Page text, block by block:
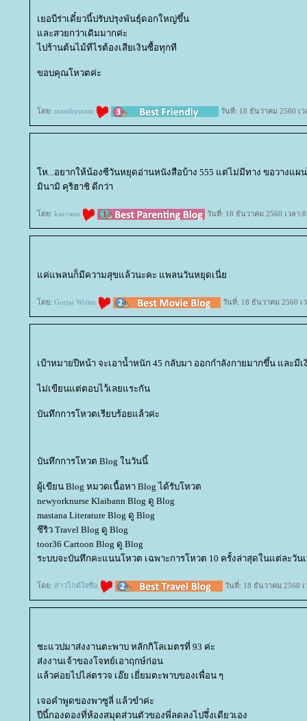
เยอบีร่าเดี๋ยวนี้ปรับปรุงพันธุ์ดอกใหญ่ขึ้น
ละสวยกว่าเดิมมากค่ะ
ไปร้านต้นไม้ทีไรต้องเสียเงินซื้อทุกที
ขอบคุณโหวตค่ะ
ดย: mambymam วันที่: 18 ธันวาคม 2560 เว
ห...อยากให้น้องซีวันหยุดอ่านหนังสือบ้าง 555 แต่ไม่มีทาง ขอวางแผ
มินามิ คุริฮาชิ ดีกว่า
ดย: kae+aoe วันที่: 18 ธันวาคม 2560 เวลา
ค่แพลนก็มีความสุขแล้วนะคะ แพลนวันหยุดเนี่
ดย: Gorjai Writer วันที่: 18 ธันวาคม 2560 เ
เป้าหมายปีหน้า จะเอาน้ำหนัก 45 กลับมา ออกกำลังกายมากขึ้น และมีเ
ไม่เขียนแต่ตอบไว้เลยแระกัน
บันทึกการโหวตเรียบร้อยแล้วค่ะ
บันทึกการโหวต Blog ในวันนี้
ผู้เขียน Blog หมวดเนื้อหา Blog ได้รับโหวต
newyorknurse Klaibann Blog ดู Blog
mastana Literature Blog ดู Blog
ชีริว Travel Blog ดู Blog
toor36 Cartoon Blog ดู Blog
ระบบจะบันทึกคะแนนโหวต เฉพาะการโหวต 10 ครั้งล่าสุดในแต่ละวัน
ดย: สาวไกด์ใจซื่อ วันที่: 18 ธันวาคม 2560 เ
ชะแวปมาส่งงานตะพาบ หลักกิโลเมตรที่ 93 ค่ะ
ส่งงานเจ้าของโจทย์เอาฤกษ์ก่อน
ล้วค่อยไปไล่ตรวจ เอ๊ย เยี่ยมตะพาบของเพื่อน ๆ
เจอคำพูดของพาซูลี่ แล้วขำค่ะ
ปีนี้กองดองที่ห้องสมุดส่วนตัวของพี่ลดลงไปจึ๋งเดียวเอง